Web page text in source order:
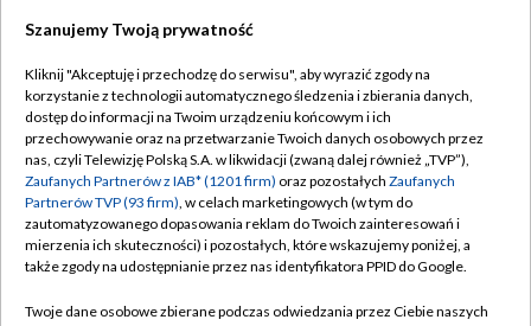
TVP
Abonament TVP
Emisja w TVP
Centrum informacji TVP
Naziemna Telewizja Cyfrowa
Regulamin TVP
Polityka prywatności
Moje zgody
Pomoc
Szanujemy Twoją prywatność
Kliknij "Akceptuję i przechodzę do serwisu", aby wyrazić zgody na
korzystanie z technologii automatycznego śledzenia i zbierania danych,
dostęp do informacji na Twoim urządzeniu końcowym i ich
przechowywanie oraz na przetwarzanie Twoich danych osobowych przez
nas, czyli Telewizję Polską S.A. w likwidacji (zwaną dalej również „TVP”),
Zaufanych Partnerów z IAB* (1201 firm) oraz pozostałych Zaufanych
Partnerów TVP (93 firm), w celach marketingowych (w tym do
zautomatyzowanego dopasowania reklam do Twoich zainteresowań i
mierzenia ich skuteczności) i pozostałych, które wskazujemy poniżej, a
także zgody na udostępnianie przez nas identyfikatora PPID do Google.
Twoje dane osobowe zbierane podczas odwiedzania przez Ciebie naszych